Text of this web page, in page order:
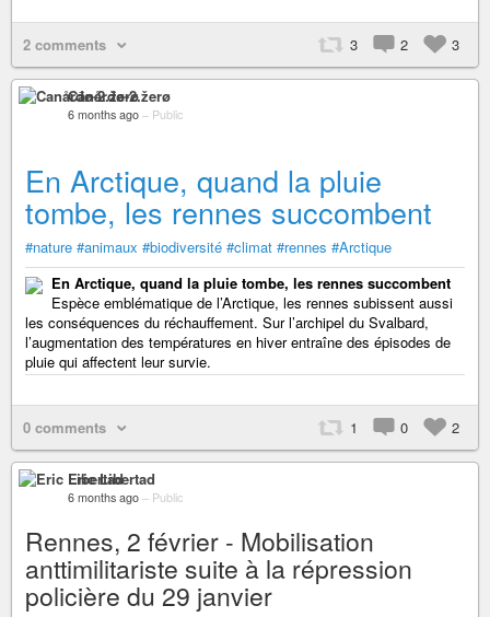
2 comments 3 2 3
Canårđø-2.žerø
6 months ago – Public
En Arctique, quand la pluie
tombe, les rennes succombent
#nature #animaux #biodiversité #climat #rennes #Arctique
En Arctique, quand la pluie tombe, les rennes succombent
Espèce emblématique de l’Arctique, les rennes subissent aussi
les conséquences du réchauffement. Sur l’archipel du Svalbard,
l’augmentation des températures en hiver entraîne des épisodes de
pluie qui affectent leur survie.
0 comments 1 0 2
Eric Libertad
6 months ago – Public
Rennes, 2 février - Mobilisation
anttimilitariste suite à la répression
policière du 29 janvier